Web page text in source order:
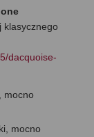
klasycznego
dacquoise-
mocno
mocno